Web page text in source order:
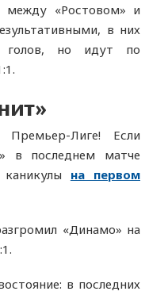
между «Ростовом» и
в них
голов, но идут по
Лиге! Если
в последнем матче
на первом
«Динамо» на
в последних